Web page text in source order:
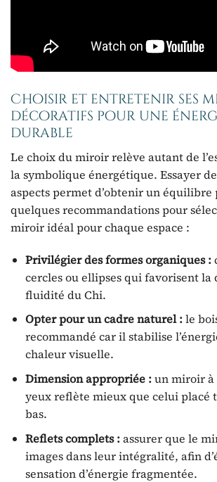
Choisir et entretenir ses
décoratifs pour une
durable
Le choix du miroir relève autant de
la symbolique énergétique. Essayer
aspects permet d’obtenir un
quelques recommandations pour
miroir idéal pour chaque espace :
Privilégier des formes organiques :
cercles ou ellipses qui favorisent la
fluidité du Chi.
Opter pour un cadre naturel :le
recommandé car il stabilise
chaleur visuelle.
Dimension appropriée :un miroir à
yeux reflète mieux que celui placé
bas.
Reflets complets :assurer que le
images dans leur intégralité, afin
sensation d’énergie fragmentée.